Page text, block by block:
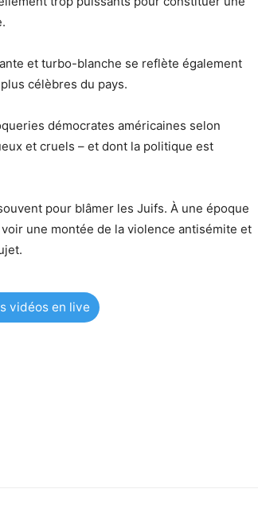
et turbo-blanche se reflète également
célèbres du pays.
démocrates américaines selon
et cruels – et dont la politique est
pour blâmer les Juifs. À une époque
une montée de la violence antisémite et
vidéos en live